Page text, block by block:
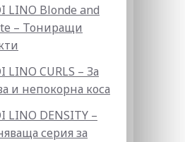
LINO Blonde and
– Тониращи
LINO CURLS – За
и непокорна коса
LINO DENSITY –
серия за